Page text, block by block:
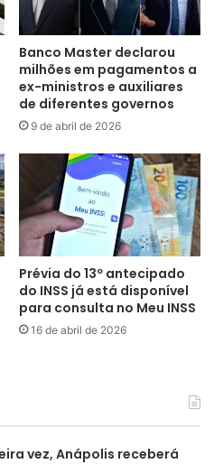
Banco Master declarou
milhões em pagamentos a
ex-ministros e auxiliares
de diferentes governos
9 de abril de 2026
Prévia do 13º antecipado
do INSS já está disponível
para consulta no Meu INSS
16 de abril de 2026
vez, Anápolis receberá